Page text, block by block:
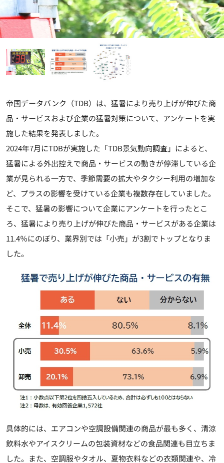
帝国データバンク（TDB）は、猛暑により売り上げが伸びた商
品・サービスおよび企業の猛暑対策について、アンケートを実
施した結果を発表しました。
2024年7月にTDBが実施した「TDB景気動向調査」によると、
猛暑による外出控えで商品・サービスの動きが停滞している企
業が見られる一方で、季節需要の拡大やタクシー利用の増加な
ど、プラスの影響を受けている企業も複数存在していました。
そこで、猛暑の影響について企業にアンケートを行ったとこ
ろ、猛暑により売り上げが伸びた商品・サービスがある企業は
11.4％にのぼり、業界別では「小売」が3割でトップとなりま
した。
具体的には、エアコンや空調設備関連の商品が最も多く、清涼
飲料水やアイスクリームの包装資材などの食品関連も目立ちま
した。また、空調服やタオル、夏物衣料などの衣類関連や、冷